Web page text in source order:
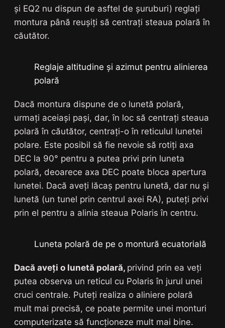
și EQ2 nu dispun de asftel de șuruburi) reglați
montura până reușiți să centrați steaua polară în
căutător.
Reglaje altitudine și azimut pentru alinierea
polară
Dacă montura dispune de o lunetă polară,
urmați aceiași pași, dar, în loc să centrați steaua
polară în căutător, centrați-o în reticulul lunetei
polare. Este posibil să fie nevoie să rotiți axa
DEC la 90° pentru a putea privi prin luneta
polară, deoarece axa DEC poate bloca apertura
lunetei. Dacă aveți lăcaș pentru lunetă, dar nu și
lunetă (un tunel prin centrul axei RA), puteți privi
prin el pentru a alinia steaua Polaris în centru.
Luneta polară de pe o montură ecuatorială
Dacă aveți o lunetă polară, privind prin ea veți
putea observa un reticul cu Polaris în jurul unei
cruci centrale. Puteți realiza o aliniere polară
mult mai precisă, ce poate permite unei monturi
computerizate să funcționeze mult mai bine.